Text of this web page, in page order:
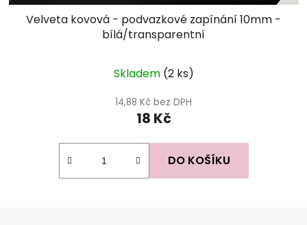
Velveta kovová - podvazkové zapínání 10mm -
bílá/transparentní
Skladem (2 ks)
14,88 Kč bez DPH
18 Kč
DO KOŠÍKU